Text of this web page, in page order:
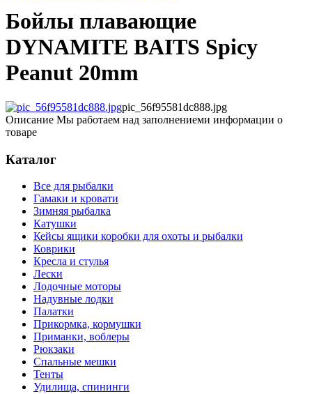
Бойлы плавающие
DYNAMITE BAITS Spicy
Peanut 20mm
pic_56f95581dc888.jpg
Описание Мы работаем над заполнениеми информации о
товаре
Каталог
Все для рыбалки
Гамаки и кровати
Зимняя рыбалка
Катушки
Кейсы ящики коробки для охоты и рыбалки
Коврики
Кресла и стулья
Лески
Лодочные моторы
Надувные лодки
Палатки
Прикормка, кормушки
Приманки, воблеры
Рюкзаки
Спальные мешки
Тенты
Удилища, спининги